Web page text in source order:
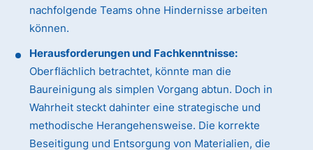
nachfolgende Teams ohne Hindernisse arbeiten
können.
Herausforderungen und Fachkenntnisse:
Oberflächlich betrachtet, könnte man die
Baureinigung als simplen Vorgang abtun. Doch in
Wahrheit steckt dahinter eine strategische und
methodische Herangehensweise. Die korrekte
Beseitigung und Entsorgung von Materialien, die